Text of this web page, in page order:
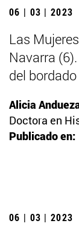
06 | 03 | 2023
Las
Navarra
del bordado
Alicia
Doctora en
Publicado en:
06 | 03 | 2023